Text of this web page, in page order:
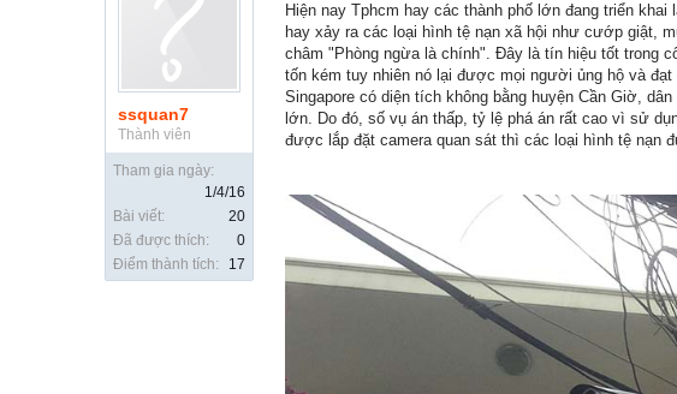
ssquan7
Thành viên
Tham gia ngày:
1/4/16
Bài viết:
20
Đã được thích:
0
Điểm thành tích:
17
Hiện nay Tphcm hay các thành phố lớn đang triển
hay xảy ra các loại hình tệ nạn xã hội như cướp giật,
châm "Phòng ngừa là chính". Đây là tín hiệu tốt trong
tốn kém tuy nhiên nó lại được mọi người ủng hộ và
Singapore có diện tích không bằng huyện Cần Giờ,
lớn. Do đó, số vụ án thấp, tỷ lệ phá án rất cao vì sử
được lắp đặt camera quan sát thì các loại hình tệ nạn